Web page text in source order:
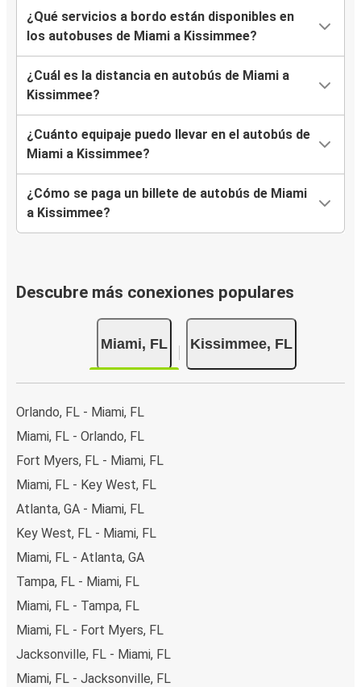
¿Qué servicios a bordo están disponibles en
los autobuses de Miami a Kissimmee?
¿Cuál es la distancia en autobús de Miami a
Kissimmee?
¿Cuánto equipaje puedo llevar en el autobús de
Miami a Kissimmee?
¿Cómo se paga un billete de autobús de Miami
a Kissimmee?
Descubre más conexiones populares
Miami, FL Kissimmee, FL
Orlando, FL - Miami, FL
Miami, FL - Orlando, FL
Fort Myers, FL - Miami, FL
Miami, FL - Key West, FL
Atlanta, GA - Miami, FL
Key West, FL - Miami, FL
Miami, FL - Atlanta, GA
Tampa, FL - Miami, FL
Miami, FL - Tampa, FL
Miami, FL - Fort Myers, FL
Jacksonville, FL - Miami, FL
Miami, FL - Jacksonville, FL